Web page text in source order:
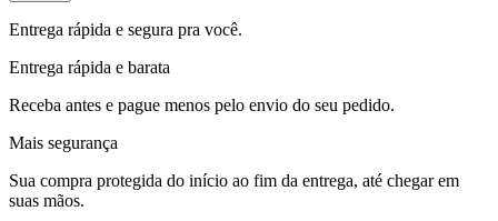
Entrega rápida e segura pra você.
Entrega rápida e barata
Receba antes e pague menos pelo envio do seu pedido.
Mais segurança
Sua compra protegida do início ao fim da entrega, até chegar em
suas mãos.